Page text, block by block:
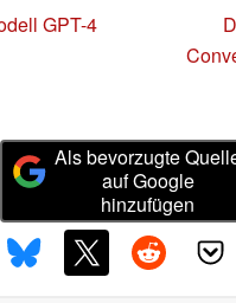
GPT-4
Als bevorzugte
auf Google
hinzufügen